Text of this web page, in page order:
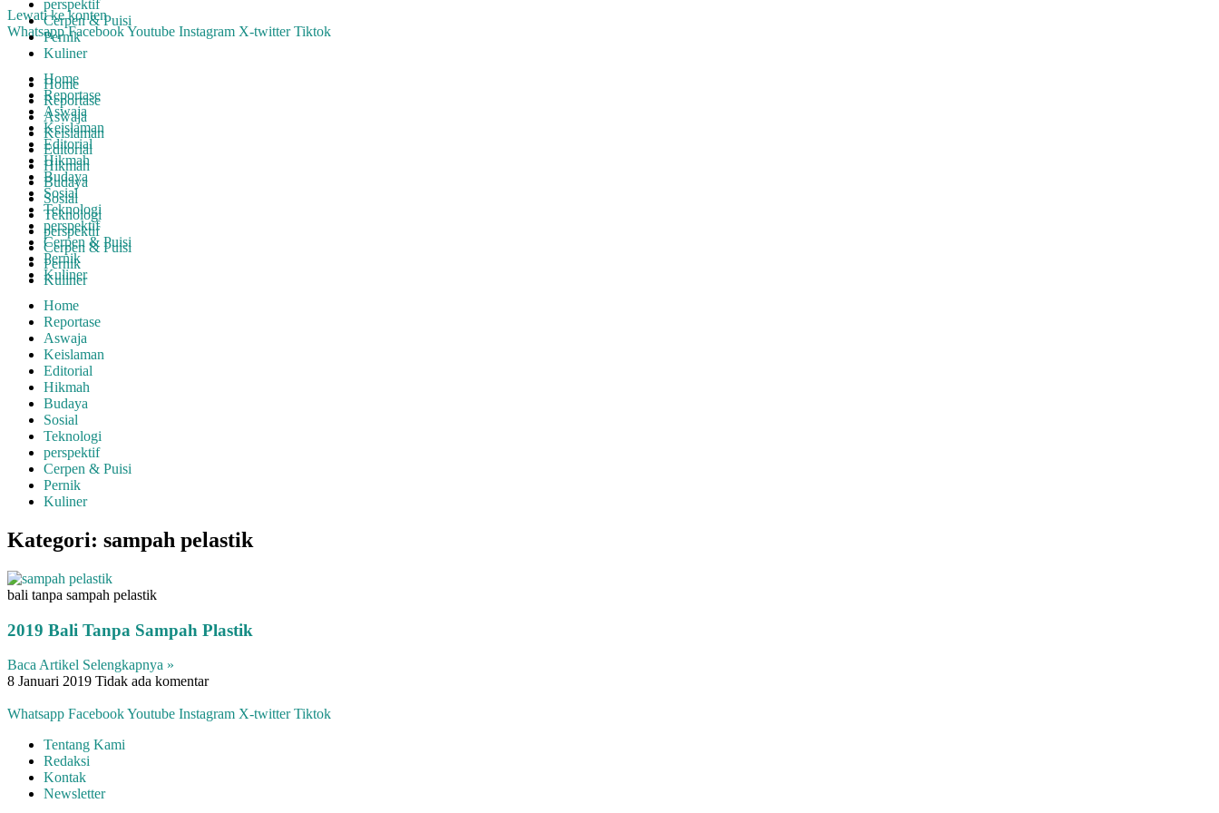
Lewati ke konten
Whatsapp FacebookYoutube Instagram X-twitter Tiktok
Home
Reportase
Aswaja
Keislaman
Editorial
Hikmah
Budaya
Sosial
Teknologi
perspektif
Cerpen & Puisi
Pernik
Kuliner
Home
Reportase
Aswaja
Keislaman
Editorial
Hikmah
Budaya
Sosial
Teknologi
perspektif
Cerpen & Puisi
Pernik
Kuliner
perspektif
Cerpen & Puisi
Pernik
Kuliner
Home
Reportase
Aswaja
Keislaman
Editorial
Hikmah
Budaya
Sosial
Teknologi
perspektif
Cerpen & Puisi
Pernik
Kuliner
Kategori: sampah pelastik
bali tanpa sampah pelastik
2019 Bali Tanpa Sampah Plastik
Baca Artikel Selengkapnya »
8 Januari 2019 Tidak ada komentar
Whatsapp FacebookYoutube Instagram X-twitter Tiktok
Tentang Kami
Redaksi
Kontak
Newsletter